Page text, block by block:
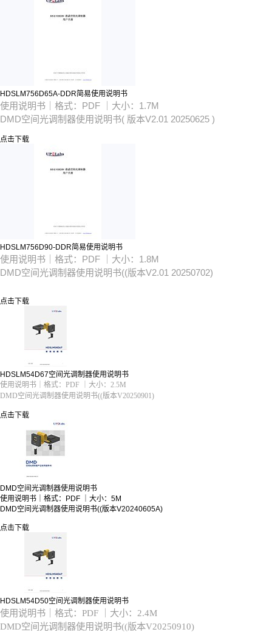
HDSLM756D65A-DDR简易使用说明书
使用说明书｜格式：PDF ｜大小：1.7M
DMD空间光调制器使用说明书( 版本V2.01 20250625 )
点击下载
HDSLM756D90-DDR简易使用说明书
使用说明书｜格式：PDF ｜大小：1.8M
DMD空间光调制器使用说明书((版本V2.01 20250702)
点击下载
HDSLM54D67空间光调制器使用说明书
使用说明书｜格式：PDF ｜大小：2.5M
DMD空间光调制器使用说明书((版本V20250901)
点击下载
DMD空间光调制器使用说明书
使用说明书｜格式：PDF ｜大小：5M
DMD空间光调制器使用说明书((版本V20240605A)
点击下载
HDSLM54D50空间光调制器使用说明书
使用说明书｜格式：PDF ｜大小：2.4M
DMD空间光调制器使用说明书((版本V20250910)